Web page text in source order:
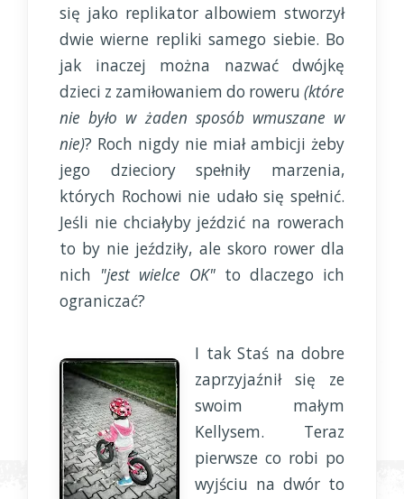
się jako replikator albowiem stworzył
dwie wierne repliki samego siebie. Bo
jak inaczej można nazwać dwójkę
dzieci z zamiłowaniem do roweru (które
nie było w żaden sposób wmuszane w
nie)? Roch nigdy nie miał ambicji żeby
jego dzieciory spełniły marzenia,
których Rochowi nie udało się spełnić.
Jeśli nie chciałyby jeździć na rowerach
to by nie jeździły, ale skoro rower dla
nich "jest wielce OK" to dlaczego ich
ograniczać?
I tak Staś na dobre
zaprzyjaźnił się ze
swoim małym
Kellysem. Teraz
pierwsze co robi po
wyjściu na dwór to